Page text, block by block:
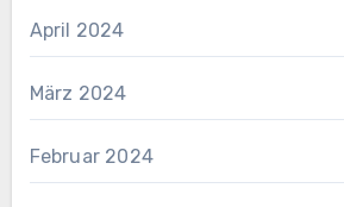
April 2024
März 2024
Februar 2024